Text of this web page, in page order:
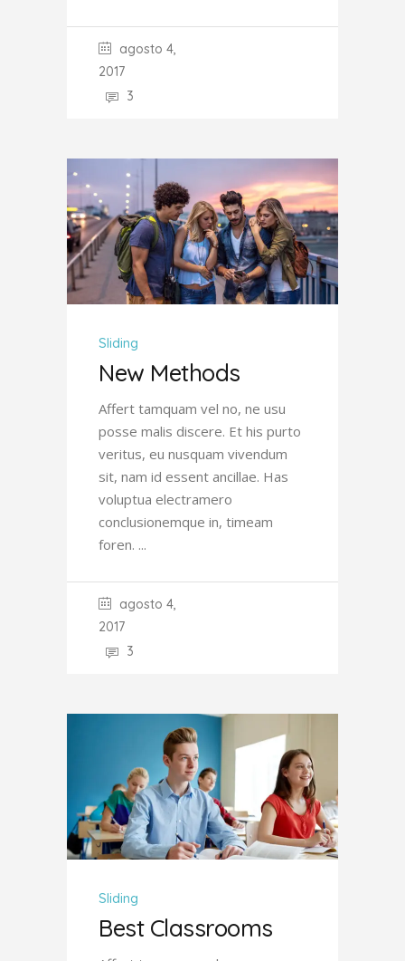
agosto 4,
2017
3
Sliding
New Methods
Affert tamquam vel no, ne usu
posse malis discere. Et his purto
veritus, eu nusquam vivendum
sit, nam id essent ancillae. Has
voluptua electramero
conclusionemque in, timeam
foren.
agosto 4,
2017
3
Sliding
Best Classrooms